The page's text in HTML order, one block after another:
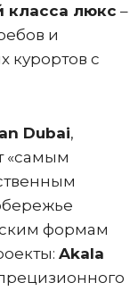
класса люкс –
и
курортов с
Dubai,
«самым
формам
Akala